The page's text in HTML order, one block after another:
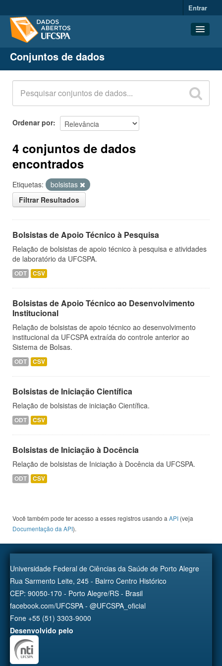
Entrar
Conjuntos de dados
Organizações
Grupos
Sobre
Conjuntos de dados
Ordenar por
4 conjuntos de dados
encontrados
Etiquetas:
bolsistas
Filtrar Resultados
Bolsistas de Apoio Técnico à Pesquisa
Relação de bolsistas de apoio técnico à pesquisa e atividades
de laboratório da UFCSPA.
ODT CSV
Bolsistas de Apoio Técnico ao Desenvolvimento
Institucional
Relação de bolsistas de apoio técnico ao desenvolvimento
institucional da UFCSPA extraída do controle anterior ao
Sistema de Bolsas.
ODT CSV
Bolsistas de Iniciação Científica
Relação de bolsistas de iniciação Científica.
ODT CSV
Bolsistas de Iniciação à Docência
Relação de bolsistas de Iniciação à Docência da UFCSPA.
ODT CSV
Você também pode ter acesso a esses registros usando a API (veja
Documentação da API).
Universidade Federal de Ciências da Saúde de Porto Alegre
Rua Sarmento Leite, 245 - Bairro Centro Histórico
CEP: 90050-170 - Porto Alegre/RS - Brasil
facebook.com/UFCSPA - @UFCSPA_oficial
Fone +55 (51) 3303-9000
Desenvolvido pelo